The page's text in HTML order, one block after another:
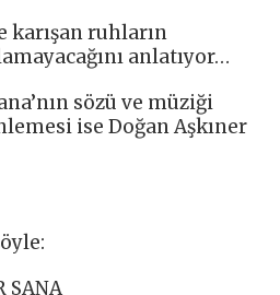
karışan ruhların
anlatıyor…
sözü ve müziği
ise Doğan Aşkıner
SANA